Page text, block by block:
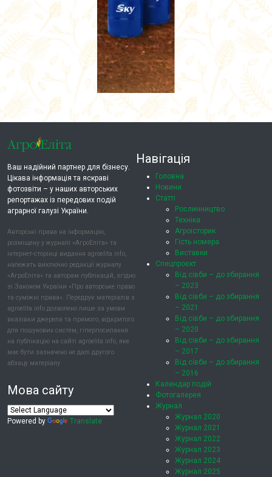
Ваш надійний партнер для бізнесу.
Цікава інформація та яскраві
фотозвіти – у наших авторських
репортажах із передових подій
аграрної галузі України.
Авторські права на інформацію,
розміщену у журналі «АгроЕліта» та
інтернет-сторінці видання agroelita.info,
належать виключно редакції журналу
«АгроЕліта» та авторам публікацій, згідно
зі Законом України «Про авторське право
та суміжні права». Передрук матеріалів з
agroelita.info дозволено лише за умови
вказівки джерела та прямого, відкритого
для пошукових систем, гіперпосилання
на публікацію на сайті agroelita.info, яке
має бути зазначено не далі другого
абзацу матеріалу.
Мова сайту
Powered by Translate
Навігація
Головна
Новини
Статті
Рослинництво
Техніка
Агроісторик
Гість номера
Виставки
Спецпроєкт
Від сівби – до збирання
– 2023
Від сівби – до збирання
– 2021
Від сівби – до збирання
– 2020
Від сівби – до збирання
– 2017
Від сівби – до збирання
– 2016
Календар подій
Фотогалерея
Журнал
Журнал 2020
Журнал 2021
Журнал 2022
Журнал 2023
Журнал 2024
Журнал 2025